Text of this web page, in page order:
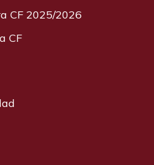
CF 2025/2026
CF